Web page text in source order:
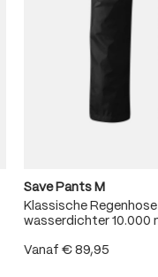
Save Pants M
Klassische
wasserdichter 10.000
Vanaf € 89,95